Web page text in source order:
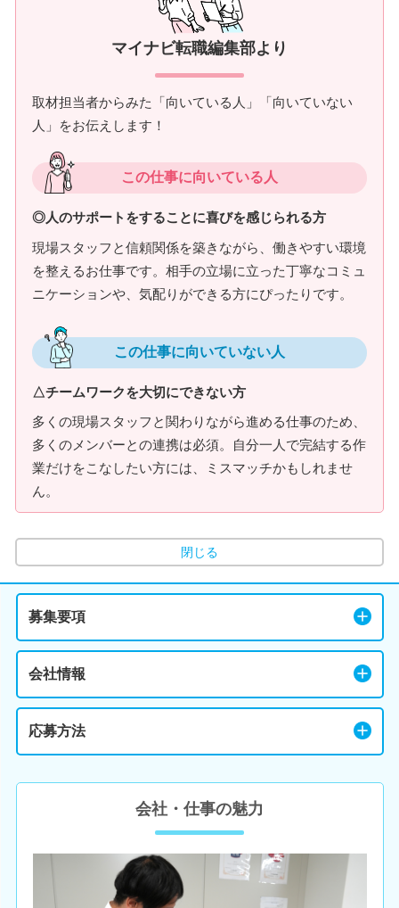
マイナビ転職編集部より
取材担当者からみた「向いている人」「向いていない
人」をお伝えします！
この仕事に向いている人
◎人のサポートをすることに喜びを感じられる方
現場スタッフと信頼関係を築きながら、働きやすい環境
を整えるお仕事です。相手の立場に立った丁寧なコミュ
ニケーションや、気配りができる方にぴったりです。
この仕事に向いていない人
△チームワークを大切にできない方
多くの現場スタッフと関わりながら進める仕事のため、
多くのメンバーとの連携は必須。自分一人で完結する作
業だけをこなしたい方には、ミスマッチかもしれませ
ん。
閉じる
募集要項
会社情報
応募方法
会社・仕事の魅力